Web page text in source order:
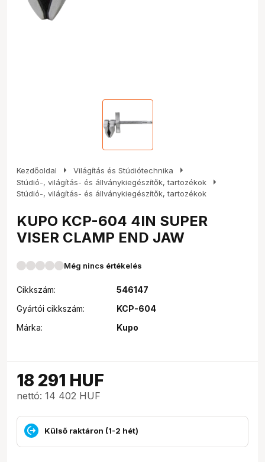
Kezdőoldal arrow_right Világítás és Stúdiótechnika arrow_right
Stúdió-, világítás- és állványkiegészítők, tartozékok arrow_right
Stúdió-, világítás- és állványkiegészítők, tartozékok
KUPO KCP-604 4IN SUPER
VISER CLAMP END JAW
Még nincs értékelés
Cikkszám:
546147
Gyártói cikkszám:
KCP-604
Márka:
Kupo
18 291 HUF
nettó: 14 402 HUF
Külső raktáron (1-2 hét)